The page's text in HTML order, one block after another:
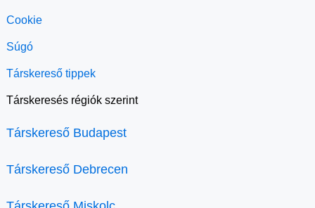
Cookie
Súgó
Társkereső tippek
Társkeresés régiók szerint
Társkereső Budapest
Társkereső Debrecen